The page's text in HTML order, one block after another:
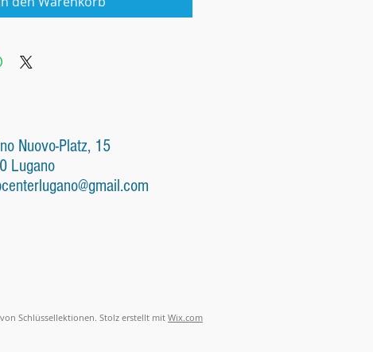
Nuovo-Platz, 15
Lugano
Schlüssellektionen. Stolz erstellt mit Wix.com